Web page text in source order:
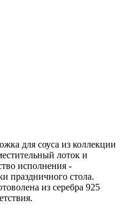
для соуса из коллекции
лоток и
исполнения -
праздничного стола.
из серебра 925